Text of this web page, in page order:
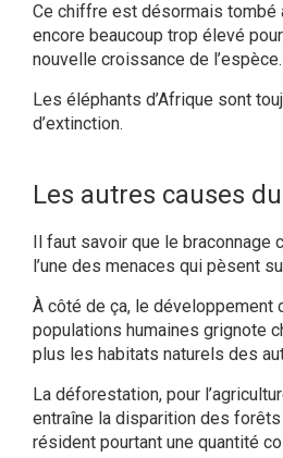
Ce chiffre est désormais tombé
encore beaucoup trop élevé
nouvelle croissance de l’espèce.
Les éléphants d’Afrique sont
d’extinction.
Les autres causes
Il faut savoir que le braconnage
l’une des menaces qui pèsent
À côté de ça, le développement
populations humaines grignote
plus les habitats naturels des
La déforestation, pour
entraîne la disparition des
résident pourtant une quantité